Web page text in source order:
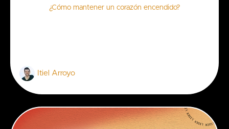
¿Cómo mantener un corazón encendido?
Itiel Arroyo